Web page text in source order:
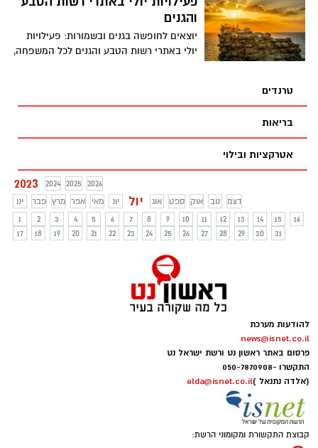
אינטימיים, ארוחת שף ופעילויות זוגיות
מקוריות ומקרבות.
שהוכרז כאתר מורשת עולמית של אונסקו.
משקיף ממרומים על ים המלח ועל הנוף
המרהיב של מדבר יהודה. בעבר שכן בו ארמון
והגנים
יוצאים לחופשה בגנים ובשמורות: פעילויות
יולי באתרי רשות הטבע והגנים לכל המשפחה,
טרנדים
בריאות
אטרקציות ובילוי
2023 2024 2025
2026
ינו
פבר מרץ אפר מאי יונ יול אוג ספט אוק נוב
דצמ
1
2 3 4 5 6 7 8 9 10 11 12 13 14 15
16
17
18 19 20 21 22 23 24 25 26 27 28 29 30 31
להודעות מערכת
news@isnet.co.il
פרסום באתר ראשון נט ורשת ישראל נט
התקשרו -050-7870908
(אלדה נתנאל )elda@isnet.co.il
קבוצת התקשורת ומקומוני הרשת: